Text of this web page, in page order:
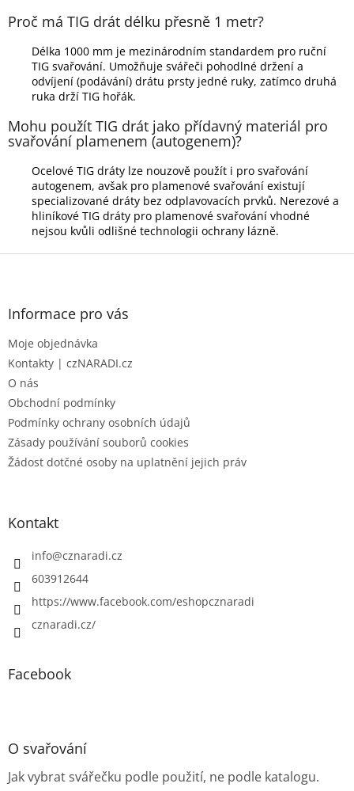
Proč má TIG drát délku přesně 1 metr?
Délka 1000 mm je mezinárodním standardem pro ruční
TIG svařování. Umožňuje svářeči pohodlné držení a
odvíjení (podávání) drátu prsty jedné ruky, zatímco druhá
ruka drží TIG hořák.
Mohu použít TIG drát jako přídavný materiál pro
svařování plamenem (autogenem)?
Ocelové TIG dráty lze nouzově použít i pro svařování
autogenem, avšak pro plamenové svařování existují
specializované dráty bez odplavovacích prvků. Nerezové a
hliníkové TIG dráty pro plamenové svařování vhodné
nejsou kvůli odlišné technologii ochrany lázně.
Z
Informace pro vás
Moje objednávka
Kontakty | czNARADI.cz
O nás
Obchodní podmínky
Podmínky ochrany osobních údajů
Zásady používání souborů cookies
Žádost dotčné osoby na uplatnění jejich práv
Kontakt
info@cznaradi.cz
603912644
https://www.facebook.com/eshopcznaradi
cznaradi.cz/
Facebook
O svařování
Jak vybrat svářečku podle použití, ne podle katalogu.